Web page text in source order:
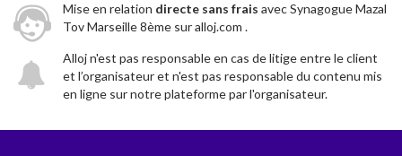
Mise en relation directe sans frais avec Synagogue Mazal
Tov Marseille 8ème sur alloj.com .
Alloj n'est pas responsable en cas de litige entre le client
et l’organisateur et n'est pas responsable du contenu mis
en ligne sur notre plateforme par l'organisateur.